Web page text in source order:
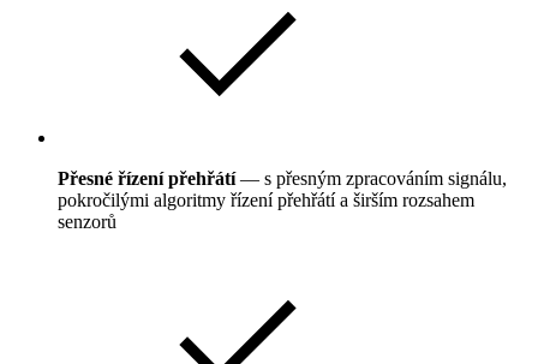
Přesné řízení přehřátí— s přesným zpracováním signálu,
pokročilými algoritmy řízení přehřátí a širším rozsahem
senzorů